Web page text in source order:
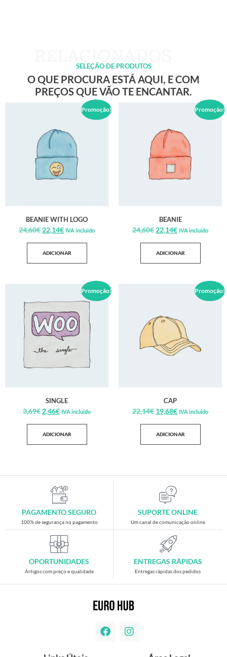
SELEÇÃO DE PRODUTOS
O QUE PROCURA ESTÁ AQUI, E COM
PREÇOS QUE VÃO TE ENCANTAR.
Promoção!
BEANIE WITH LOGO
24,60€ 22,14€ IVA incluido
ADICIONAR
Promoção!
BEANIE
24,60€ 22,14€ IVA incluido
ADICIONAR
Promoção!
SINGLE
3,69€ 2,46€ IVA incluido
ADICIONAR
Promoção!
CAP
22,14€ 19,68€ IVA incluido
ADICIONAR
PAGAMENTO SEGURO
100% de segurança no pagamento
SUPORTE ONLINE
Um canal de comunicação online
OPORTUNIDADES
Artigos com preço e qualidade
ENTREGAS RÁPIDAS
Entregas rápidas dos pedidos